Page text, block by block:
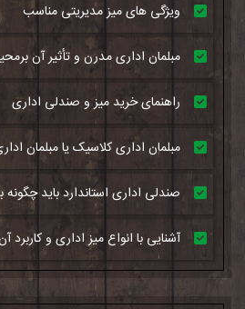
ویژگی های میز مدیریتی مناسب
مبلمان اداری مدرن و تأثیر آن
راهنمای خرید میز و صندلی اداری
مبلمان اداری کلاسیک یا مبلمان
صندلی اداری استاندارد باید چگونه
آشنایی با انواع میز اداری و کاربرد